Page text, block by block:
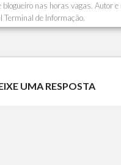
blogueiro nas horas vagas. Autor
Terminal de Informação.
UMA RESPOSTA